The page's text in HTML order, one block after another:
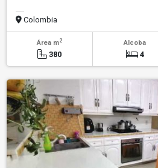
Colombia
Área m2
380
Alcoba
4